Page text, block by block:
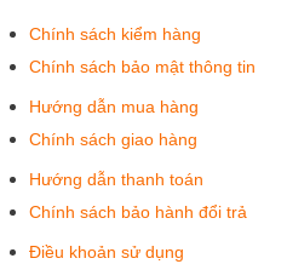
Chính sách kiểm hàng
Chính sách bảo mật thông tin
Hướng dẫn mua hàng
Chính sách giao hàng
Hướng dẫn thanh toán
Chính sách bảo hành đổi trả
Điều khoản sử dụng